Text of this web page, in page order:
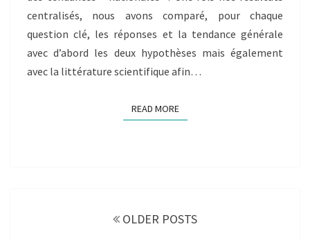
GIOVANNA
centralisés, nous avons comparé, pour chaque
question clé, les réponses et la tendance générale
avec d’abord les deux hypothèses mais également
avec la littérature scientifique afin…
READ MOREREAD MORE
OLDER POSTS